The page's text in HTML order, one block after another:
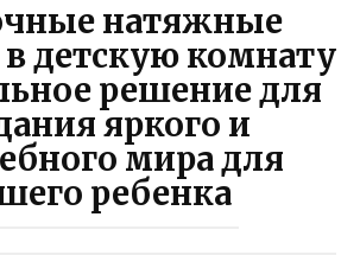
натяжные
детскую комнату
решение для
яркого и
мира для
ребенка